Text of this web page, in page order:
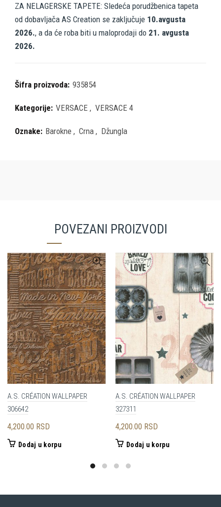
ZA NELAGERSKE TAPETE: Sledeća porudžbenica tapeta
od dobavljača AS Creation se zaključuje 10.avgusta
2026., a da će roba biti u maloprodaji do 21. avgusta
2026.
Šifra proizvoda: 935854
Kategorije: VERSACE , VERSACE 4
Oznake: Barokne , Crna , Džungla
POVEZANI PROIZVODI
A.S. CRÉATION WALLPAPER
306642
4,200.00 RSD
Dodaj u korpu
A.S. CRÉATION WALLPAPER
327311
4,200.00 RSD
Dodaj u korpu